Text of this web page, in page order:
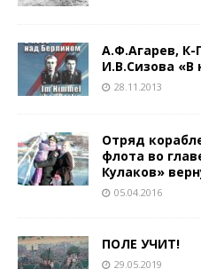
А.Ф.Агарев, К-
И.В.Сизова «В
28.11.2013
Отряд
флота во
Кулаков»
05.04.2016
ПОЛЕ УЧИТ!
29.05.2019